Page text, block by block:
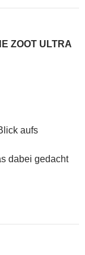
ZOOT ULTRA
aufs
dabei gedacht